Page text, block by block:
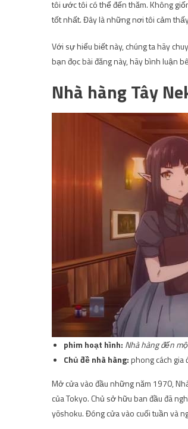
tôi ước tôi có thể đến thăm. Không
tốt nhất. Đây là những nơi tôi cảm
Với sự hiểu biết này, chúng ta hãy
bạn đọc bài đăng này, hãy bình luận
Nhà hàng Tây
phim hoạt hình: Nhà hàng đến
Chủ đề nhà hàng:phong cách gia
Mở cửa vào đầu những năm 1970,
của Tokyo. Chủ sở hữu ban đầu đã
yōshoku. Đóng cửa vào cuối tuần và